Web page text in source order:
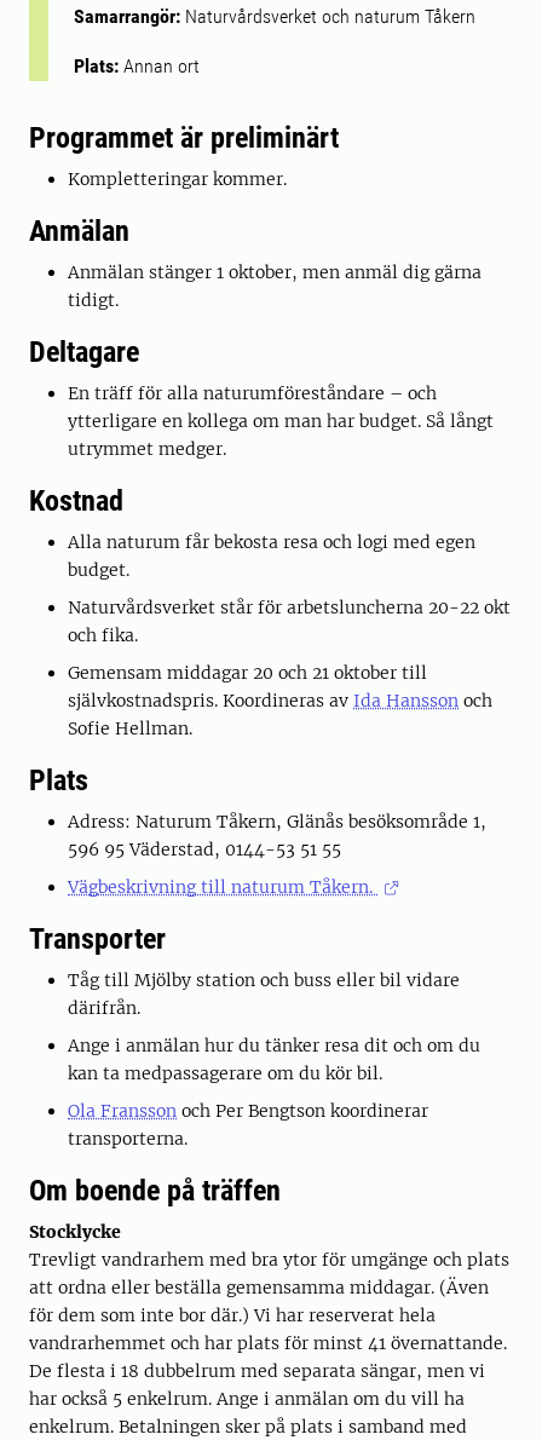
Samarrangör: Naturvårdsverket och naturum Tåkern
Plats: Annan ort
Programmet är preliminärt
Kompletteringar kommer.
Anmälan
Anmälan stänger 1 oktober, men anmäl dig gärna
tidigt.
Deltagare
En träff för alla naturumföreståndare – och
ytterligare en kollega om man har budget. Så långt
utrymmet medger.
Kostnad
Alla naturum får bekosta resa och logi med egen
budget.
Naturvårdsverket står för arbetsluncherna 20-22 okt
och fika.
Gemensam middagar 20 och 21 oktober till
självkostnadspris. Koordineras av Ida Hansson och
Sofie Hellman.
Plats
Adress: Naturum Tåkern, Glänås besöksområde 1,
596 95 Väderstad, 0144-53 51 55
Vägbeskrivning till naturum Tåkern.
Transporter
Tåg till Mjölby station och buss eller bil vidare
därifrån.
Ange i anmälan hur du tänker resa dit och om du
kan ta medpassagerare om du kör bil.
Ola Fransson och Per Bengtson koordinerar
transporterna.
Om boende på träffen
Stocklycke
Trevligt vandrarhem med bra ytor för umgänge och plats
att ordna eller beställa gemensamma middagar. (Även
för dem som inte bor där.) Vi har reserverat hela
vandrarhemmet och har plats för minst 41 övernattande.
De flesta i 18 dubbelrum med separata sängar, men vi
har också 5 enkelrum. Ange i anmälan om du vill ha
enkelrum. Betalningen sker på plats i samband med